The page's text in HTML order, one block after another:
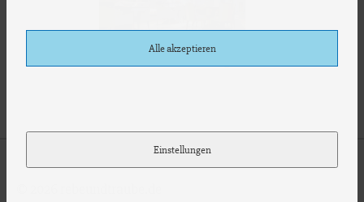
Alle akzeptieren
Einstellungen